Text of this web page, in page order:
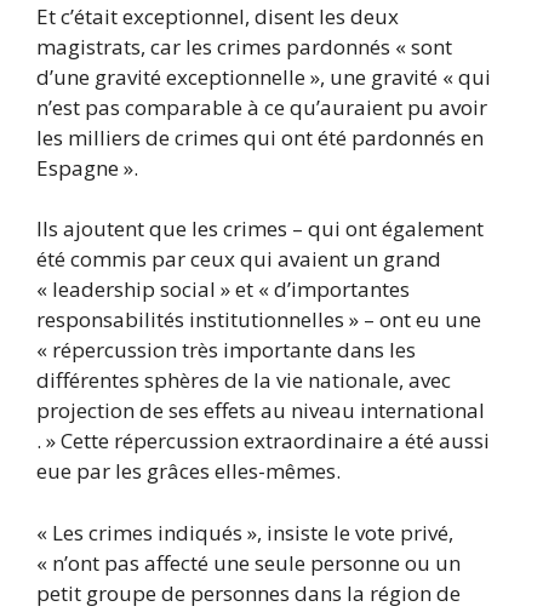
Et c’était exceptionnel, disent les deux
magistrats, car les crimes pardonnés « sont
d’une gravité exceptionnelle », une gravité « qui
n’est pas comparable à ce qu’auraient pu avoir
les milliers de crimes qui ont été pardonnés en
Espagne ».
Ils ajoutent que les crimes – qui ont également
été commis par ceux qui avaient un grand
« leadership social » et « d’importantes
responsabilités institutionnelles » – ont eu une
« répercussion très importante dans les
différentes sphères de la vie nationale, avec
projection de ses effets au niveau international
. » Cette répercussion extraordinaire a été aussi
eue par les grâces elles-mêmes.
« Les crimes indiqués », insiste le vote privé,
« n’ont pas affecté une seule personne ou un
petit groupe de personnes dans la région de